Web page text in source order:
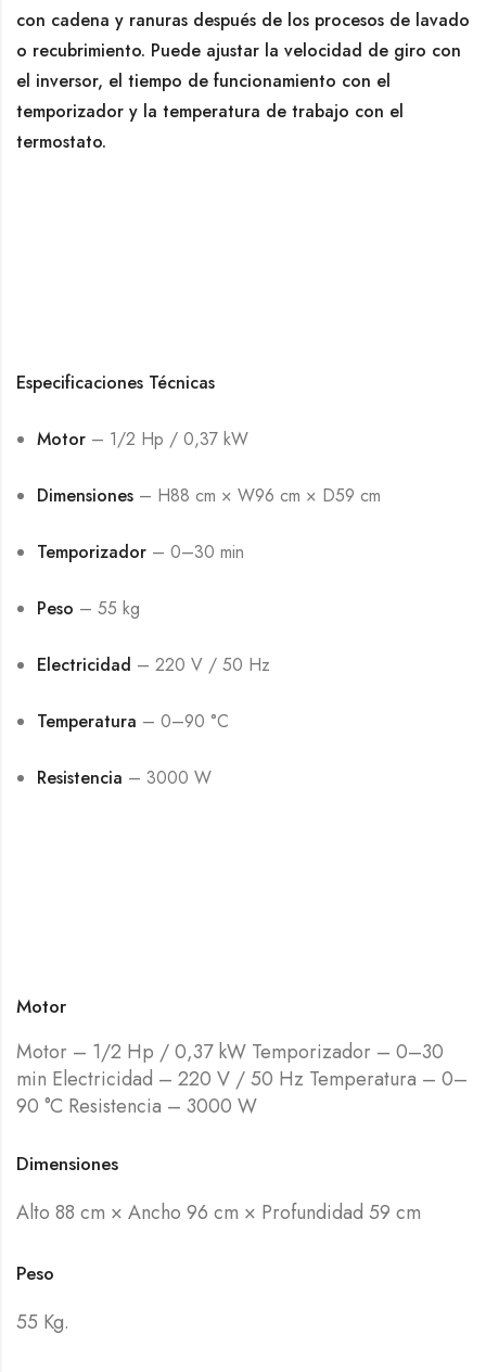
con cadena y ranuras después de los procesos de lavado
o recubrimiento. Puede ajustar la velocidad de giro con
el inversor, el tiempo de funcionamiento con el
temporizador y la temperatura de trabajo con el
termostato.
Especificaciones Técnicas
Motor – 1/2 Hp / 0,37 kW
Dimensiones – H88 cm × W96 cm × D59 cm
Temporizador – 0–30 min
Peso – 55 kg
Electricidad – 220 V / 50 Hz
Temperatura – 0–90 °C
Resistencia – 3000 W
Motor
Motor – 1/2 Hp / 0,37 kW Temporizador – 0–30
min Electricidad – 220 V / 50 Hz Temperatura – 0–
90 °C Resistencia – 3000 W
Dimensiones
Alto 88 cm × Ancho 96 cm × Profundidad 59 cm
Peso
55 Kg.